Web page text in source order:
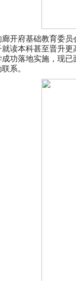
开府基础教育委
读本科甚至晋升更
功落地实施，现
系。